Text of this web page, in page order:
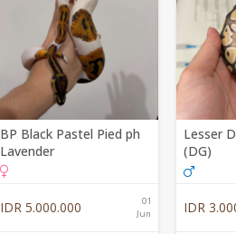
BP Black Pastel Pied ph
Lavender
IDR 5.000.000
01
Jun
Lesser
(DG)
IDR